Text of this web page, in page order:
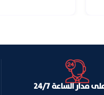
مدار الساعة 24/7